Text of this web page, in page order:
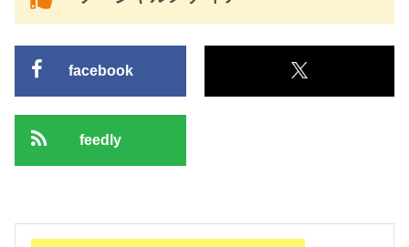
facebook
feedly